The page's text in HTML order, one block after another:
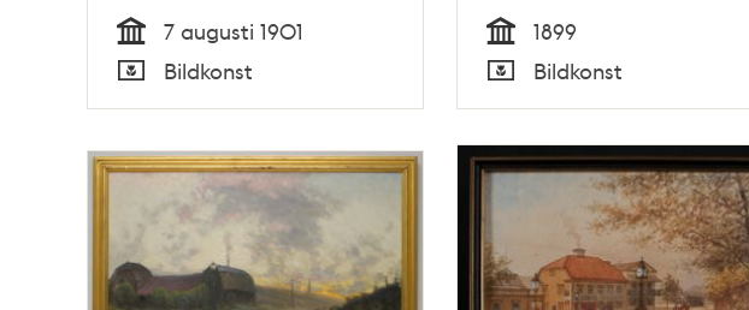
Tid
7 augusti 1901
Typ
Bildkonst Tid
1899
Typ
Bildkonst